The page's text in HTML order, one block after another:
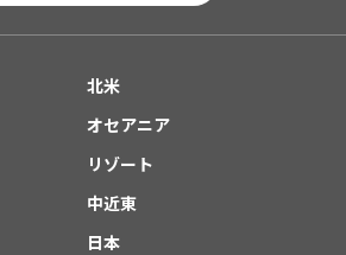
北米
オセアニア
リゾート
中近東
日本